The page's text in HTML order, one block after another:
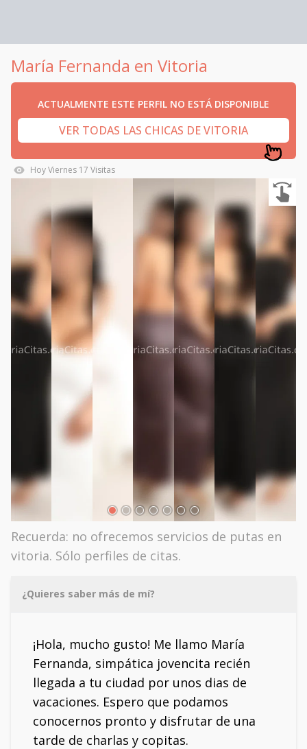
María Fernanda en Vitoria
ACTUALMENTE ESTE PERFIL NO ESTÁ DISPONIBLE
VER TODAS LAS CHICAS DE VITORIA
HoyViernes 17 Visitas
Recuerda: no ofrecemos servicios de putas en
vitoria. Sólo perfiles de citas.
¿Quieres saber más de mí?
¡Hola, mucho gusto! Me llamo María
Fernanda, simpática jovencita recién
llegada a tu ciudad por unos dias de
vacaciones. Espero que podamos
conocernos pronto y disfrutar de una
tarde de charlas y copitas.